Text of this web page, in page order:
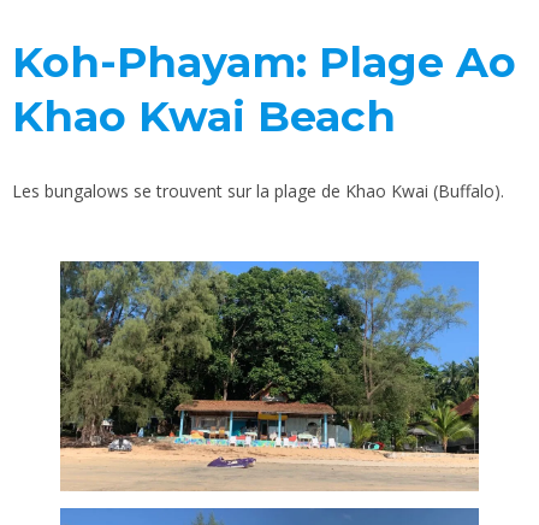
Koh-Phayam: Plage Ao
Khao Kwai Beach
Les bungalows se trouvent sur la plage de Khao Kwai (Buffalo).